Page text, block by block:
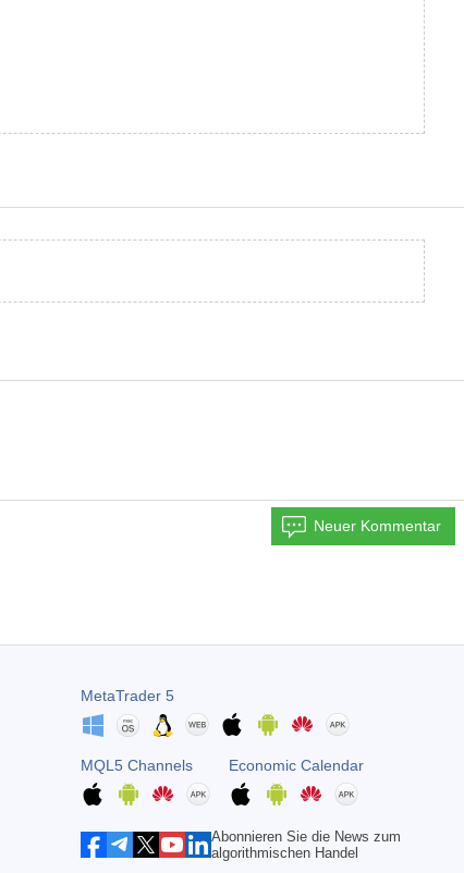
Neuer Kommentar
MetaTrader 5
MQL5 Channels Economic Calendar
Abonnieren Sie die News zum
algorithmischen Handel